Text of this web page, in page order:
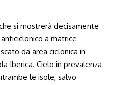
si mostrerà decisamente
a matrice
da area ciclonica in
Iberica. Cielo in prevalenza
le isole, salvo